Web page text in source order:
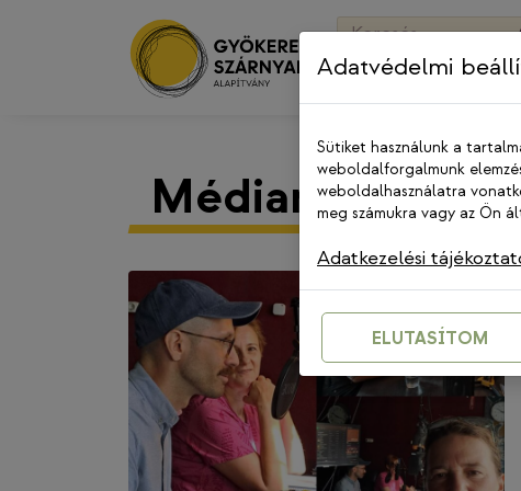
Keresés:
Adatvédelmi
Sütiket használunk a
weboldalforgalmunk
weboldalhasználatra
meg számukra vagy az Ön
Adatkezelési
ELUTASÍTOM